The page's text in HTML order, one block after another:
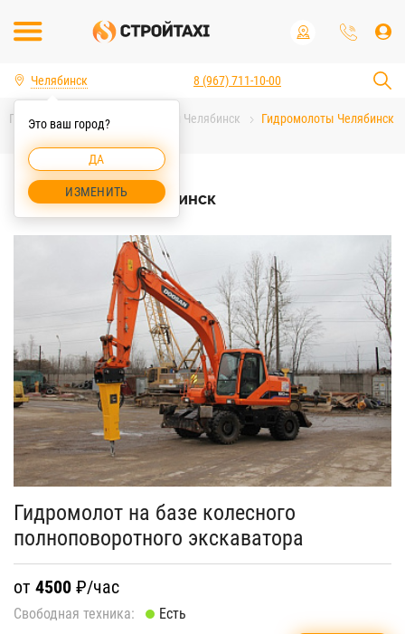
Челябинск
Это ваш город?
ДА
ИЗМЕНИТЬ
8 (967) 711-10-00
Главная Аренда спецтехники Челябинск Гидромолоты Челябинск
Гидромолоты Челябинск
Гидромолот на базе колесного
полноповоротного экскаватора
от 4500 ₽/час
Свободная техника:
Есть